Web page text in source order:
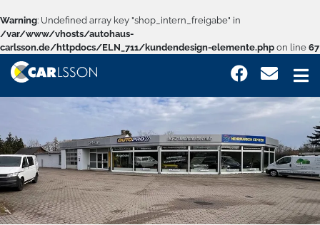
Warning: Undefined array key "shop_intern_freigabe" in
/var/www/vhosts/autohaus-
carlsson.de/httpdocs/ELN_711/kundendesign-elemente.php on line 67